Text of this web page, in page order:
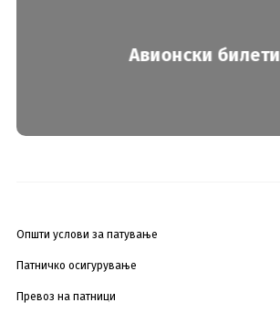
Авионски билети
Општи услови за патување
Патничко осигурување
Превоз на патници